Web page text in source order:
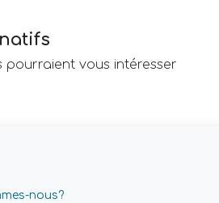
pourraient vous intéresser
nous?